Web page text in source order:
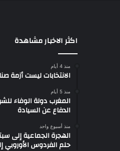
اكثر الاخبار مشاهدة
منذ 4 أيام
الانتخابات ليست أزمة
منذ 5 أيام
المغرب دولة الوفاء
الدفاع عن السيادة
منذ أسبوع واحد
الهجرة الجماعية إلى
حلم الفردوس الأوروبي